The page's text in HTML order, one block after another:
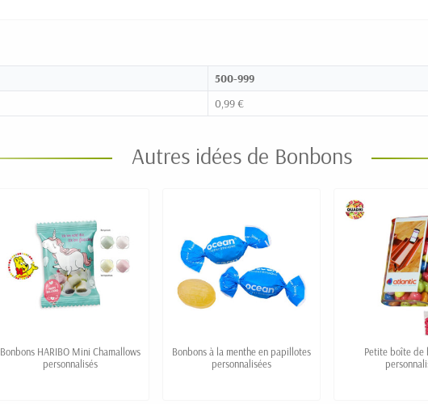
500-999
0,99 €
Autres idées de Bonbons
Bonbons HARIBO Mini Chamallows
personnalisés
Bonbons à la menthe en papillotes
personnalisées
Petite boîte de